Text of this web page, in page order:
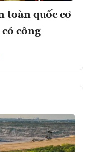
toàn quốc cơ
công